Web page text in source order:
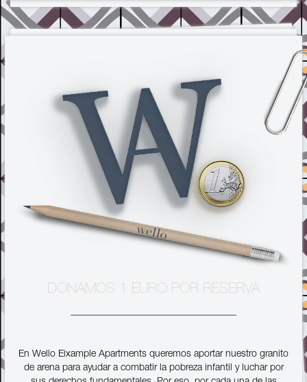
DONAMOS 1 EURO POR RESERVA
En Wello Eixample Apartments queremos aportar nuestro granito
de arena para ayudar a combatir la pobreza infantil y luchar por